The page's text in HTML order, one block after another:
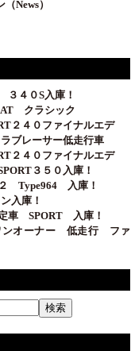
News）
４０S入庫！
AT クラシック
２４０ファイナルエデ
ブレーサー低走行車
２４０ファイナルエデ
３５０入庫！
Type964 入庫！
入庫！
車 SPORT 入庫！
ンオーナー 低走行 ファ